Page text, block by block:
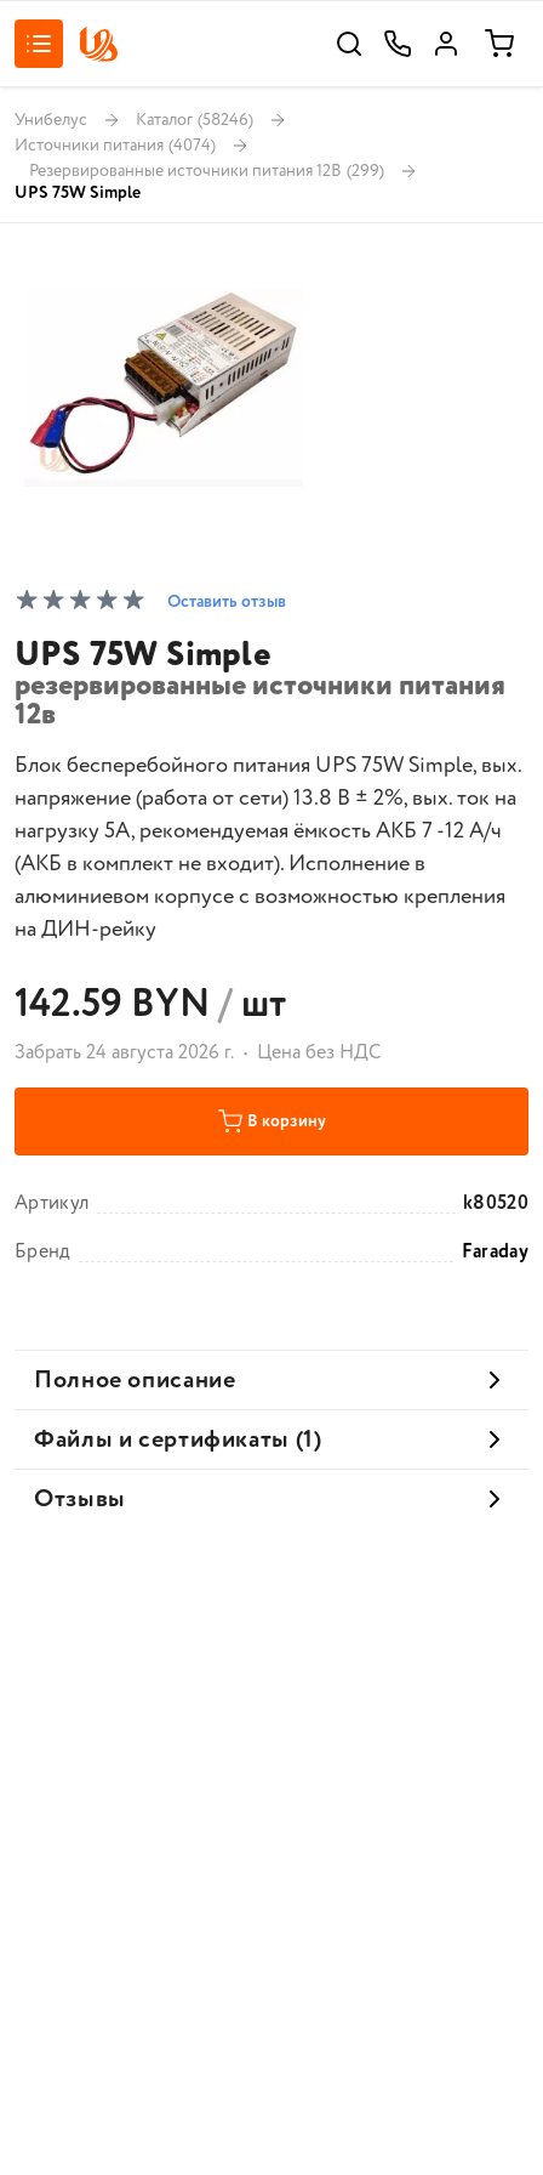
Унибелус Каталог (58246)
Источники питания (4074)
Резервированные источники питания 12В (299)
UPS 75W Simple
Оставить отзыв
UPS 75W Simple
резервированные источники питания
12в
Блок бесперебойного питания UPS 75W Simple, вых.
напряжение (работа от сети) 13.8 В ± 2%, вых. ток на
нагрузку 5А, рекомендуемая ёмкость АКБ 7 -12 А/ч
(АКБ в комплект не входит). Исполнение в
алюминиевом корпусе с возможностью крепления
на ДИН-рейку
142.59 BYN/шт
Забрать 24 августа 2026 г. Цена без НДС
В корзину
Артикул
k80520
Бренд
Faraday
Полное описание
Файлы и сертификаты (1)
Отзывы